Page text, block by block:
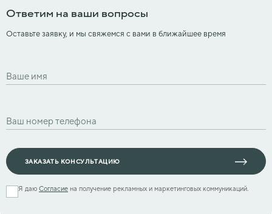
Ответим на ваши вопросы
Оставьте заявку, и мы свяжемся с вами в ближайшее время
ЗАКАЗАТЬ КОНСУЛЬТАЦИЮ
Я даю Согласие на получение рекламных и маркетинговых коммуникаций.